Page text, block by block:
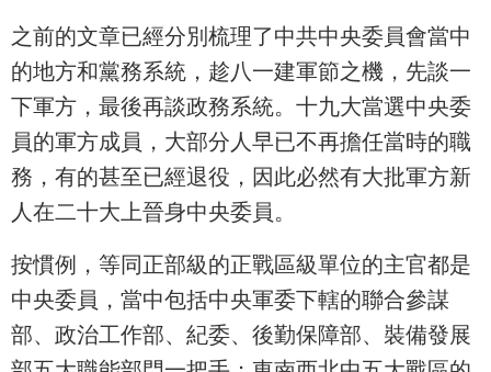
之前的文章已經分別梳理了中共中央委員會當中
的地方和黨務系統，趁八一建軍節之機，先談一
下軍方，最後再談政務系統。十九大當選中央委
員的軍方成員，大部分人早已不再擔任當時的職
務，有的甚至已經退役，因此必然有大批軍方新
人在二十大上晉身中央委員。
按慣例，等同正部級的正戰區級單位的主官都是
中央委員，當中包括中央軍委下轄的聯合參謀
部、政治工作部、紀委、後勤保障部、裝備發展